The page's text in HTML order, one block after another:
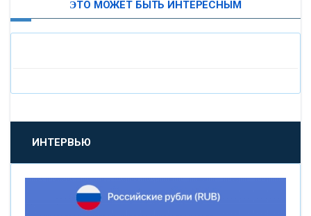
«БАНК САНКТ-ПЕТЕРБУРГ»
«ПРОМСВЯЗЬБАНК»
«НОВИКОМБАНК»
ЭТО МОЖЕТ БЫТЬ ИНТЕРЕСНЫМ
ИНТЕРВЬЮ